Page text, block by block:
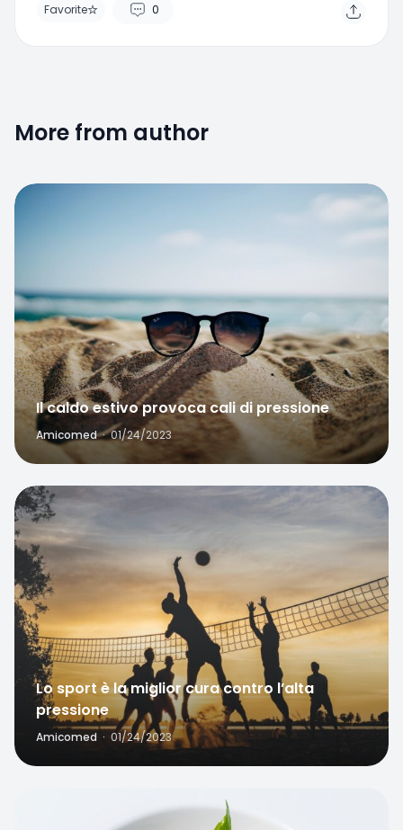
Home Search
Favorite 0
More from author
Il caldo estivo provoca cali di pressione
Amicomed · 01/24/2023
Favorite
Lo sport è la miglior cura contro l’alta
pressione
Amicomed · 01/24/2023